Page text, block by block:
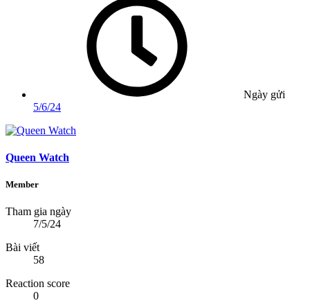
Ngày gửi
5/6/24
Queen Watch
Member
Tham gia ngày
7/5/24
Bài viết
58
Reaction score
0